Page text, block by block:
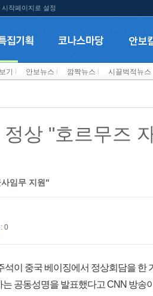
시작페이지로 설정
기 안보뉴스 깜짝뉴스 시끌벅적뉴스
상 "호르무즈
임무 지원"
: 0
이 중국 베이징에서 정상회담을 한
공동성명을 발표했다고 CNN 방송